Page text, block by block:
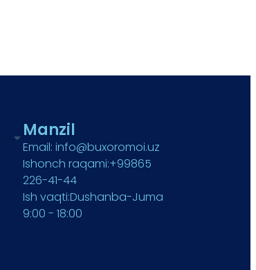
Manzil
Email: info@buxoromoi.uz
Ishonch raqami:+99865
226-41-44
Ish vaqti:Dushanba-Juma
9:00 - 18:00